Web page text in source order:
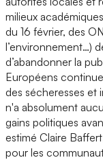
milieux
du 16 février, des
l’environnement…)
d’abandonner la
Européens
des sécheresses et
n'a absolument
gains politiques
estimé Claire
pour les